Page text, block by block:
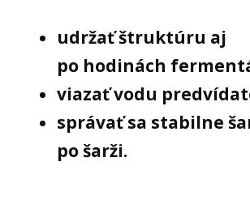
udržať štruktúru aj
po hodinách
viazať vodu
správať sa stabilne
po šarži.